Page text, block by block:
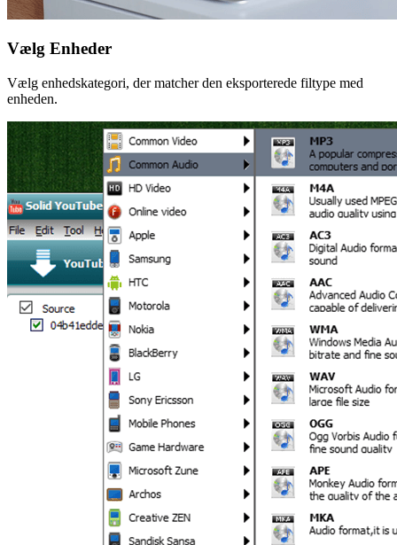
Vælg Enheder
Vælg enhedskategori, der matcher den eksporterede filtype med
enheden.